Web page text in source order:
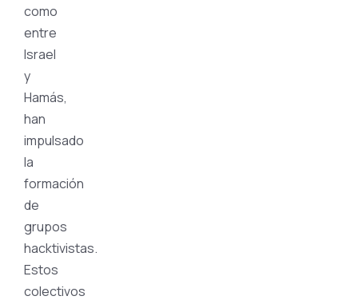
como
entre
Israel
y
Hamás,
han
impulsado
la
formación
de
grupos
hacktivistas.
Estos
colectivos